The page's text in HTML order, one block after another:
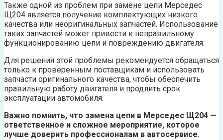
Также одной из проблем при замене цепи Мерседес
Щ204 является получение комплектующих низкого
качества или неоригинальных запчастей. Использование
таких запчастей может привести к неправильному
функционированию цепи и повреждению двигателя.
Для решения этой проблемы рекомендуется обращаться
только к проверенным поставщикам и использовать
запчасти оригинального качества, чтобы обеспечить
правильную работу двигателя и продлить срок
эксплуатации автомобиля.
Важно помнить, что замена цепи в Мерседес Щ204 —
ответственное и сложное мероприятие, которое
лучше доверить профессионалам в автосервисе.